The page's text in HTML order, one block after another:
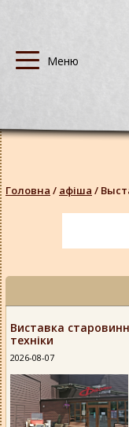
Виставка
техніки
2026-08-07
Головна / афіша /